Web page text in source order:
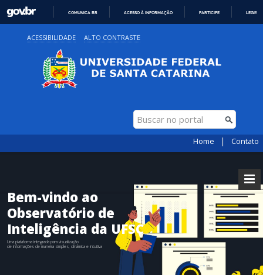
PARA
COMUNICA BR ACESSO À INFORMAÇÃO PARTICIPE
ACESSIBILIDADE ALTO CONTRASTE
Home | Contato
Bem-vindo ao
Observatório de
Inteligência da UFSC
Uma plataforma integrada para visualização
de informações de maneira simples, dinâmica e intuitiva